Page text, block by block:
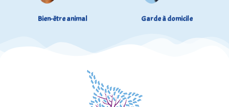
Bien-être animal Garde à domicile